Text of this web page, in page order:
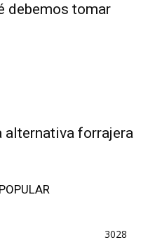
debemos tomar
alternativa forrajera
3028